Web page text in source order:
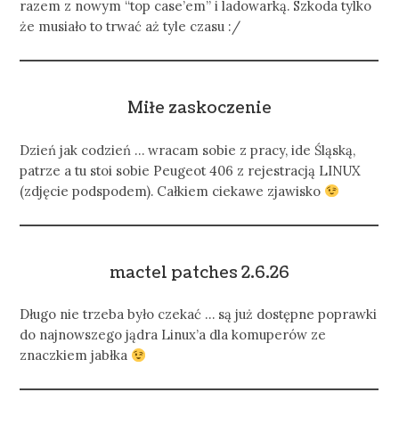
razem z nowym “top case’em” i ladowarką. Szkoda tylko
że musiało to trwać aż tyle czasu :/
Miłe zaskoczenie
Dzień jak codzień … wracam sobie z pracy, ide Śląską,
patrze a tu stoi sobie Peugeot 406 z rejestracją LINUX
(zdjęcie podspodem). Całkiem ciekawe zjawisko
mactel patches 2.6.26
Długo nie trzeba było czekać … są już dostępne poprawki
do najnowszego jądra Linux’a dla komuperów ze
znaczkiem jabłka